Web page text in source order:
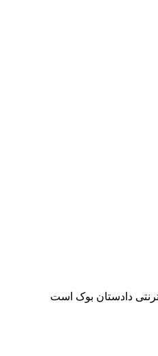
دادستان بوک است